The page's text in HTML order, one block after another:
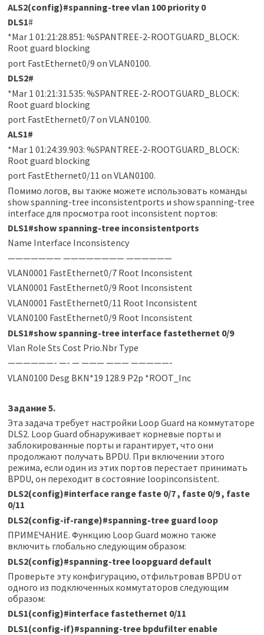
ALS2(config)#spanning-tree vlan 100 priority 0
DLS1#
*Mar 1 01:21:28.851: %SPANTREE-2-ROOTGUARD_BLOCK:
Root guard blocking
port FastEthernet0/9 on VLAN0100.
DLS2#
*Mar 1 01:21:31.535: %SPANTREE-2-ROOTGUARD_BLOCK:
Root guard blocking
port FastEthernet0/7 on VLAN0100.
ALS1#
*Mar 1 01:24:39.903: %SPANTREE-2-ROOTGUARD_BLOCK:
Root guard blocking
port FastEthernet0/11 on VLAN0100.
Помимо логов, вы также можете использовать команды
show spanning-tree inconsistentports и show spanning-tree
interface для просмотра root inconsistent портов:
DLS1#show spanning-tree inconsistentports
Name Interface Inconsistency
——————— ———————— ——————
VLAN0001 FastEthernet0/7 Root Inconsistent
VLAN0001 FastEthernet0/9 Root Inconsistent
VLAN0001 FastEthernet0/11 Root Inconsistent
VLAN0100 FastEthernet0/9 Root Inconsistent
DLS1#show spanning-tree interface fastethernet 0/9
Vlan Role Sts Cost Prio.Nbr Type
——————- —- — ——— ——— —————-
VLAN0100 Desg BKN*19 128.9 P2p *ROOT_Inc
Задание 5.
Эта задача требует настройки Loop Guard на коммутаторе
DLS2. Loop Guard обнаруживает корневые порты и
заблокированные порты и гарантирует, что они
продолжают получать BPDU. При включении этого
режима, если один из этих портов перестает принимать
BPDU, он переходит в состояние loopinconsistent.
DLS2(config)#interface range faste 0/7 , faste 0/9 , faste
0/11
DLS2(config-if-range)#spanning-tree guard loop
ПРИМЕЧАНИЕ. Функцию Loop Guard можно также
включить глобально следующим образом:
DLS2(config)#spanning-tree loopguard default
Проверьте эту конфигурацию, отфильтровав BPDU от
одного из подключенных коммутаторов следующим
образом:
DLS1(config)#interface fastethernet 0/11
DLS1(config-if)#spanning-tree bpdufilter enable